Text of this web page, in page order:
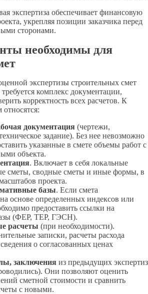
экспертиза обеспечивает финансовую
укрепляя позиции заказчика перед
сторонами.
необходимы для
экспертизы строительных смет
комплекс документации,
корректность всех расчетов. К
документация (чертежи,
задание). Без нее невозможно
указанные в смете объемы работ с
объекта.
. Включает в себя локальные
сметы, сводные сметы и иные формы, в
проекта.
базы. Если смета
основе определенных индексов или
предоставить ссылки на
(ФЕР, ТЕР, ГЭСН).
расчеты (при необходимости).
записки, расчеты расхода
о согласованных ценах
заключения из предыдущих экспертиз
Они позволяют оценить
сметной стоимости и сравнить
с новыми.